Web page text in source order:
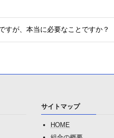
すが、本当に必要なことですか？
サイトマップ
HOME